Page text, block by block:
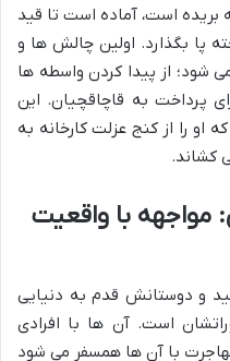
بریده است، آماده است تا قید
پا بگذارد. اولین چالش ها و
شود؛ از پیدا کردن واسطه ها
پرداخت به قاچاقچیان. این
را از کنج عزلت کارخانه به
کشاند.
مواجهه با واقعیت
و دوستانش قدم به دنیایی
است. آن ها با افرادی
با آن ها همسفر می شود